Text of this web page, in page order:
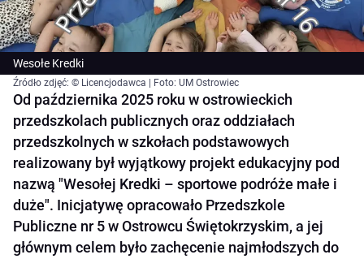
Wesołe Kredki
Źródło zdjęć: © Licencjodawca | Foto: UM Ostrowiec
Od października 2025 roku w ostrowieckich
przedszkolach publicznych oraz oddziałach
przedszkolnych w szkołach podstawowych
realizowany był wyjątkowy projekt edukacyjny pod
nazwą "Wesołej Kredki – sportowe podróże małe i
duże". Inicjatywę opracowało Przedszkole
Publiczne nr 5 w Ostrowcu Świętokrzyskim, a jej
głównym celem było zachęcenie najmłodszych do